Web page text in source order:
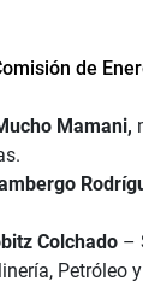
de
Mamani,
Colchado –
Petróleo